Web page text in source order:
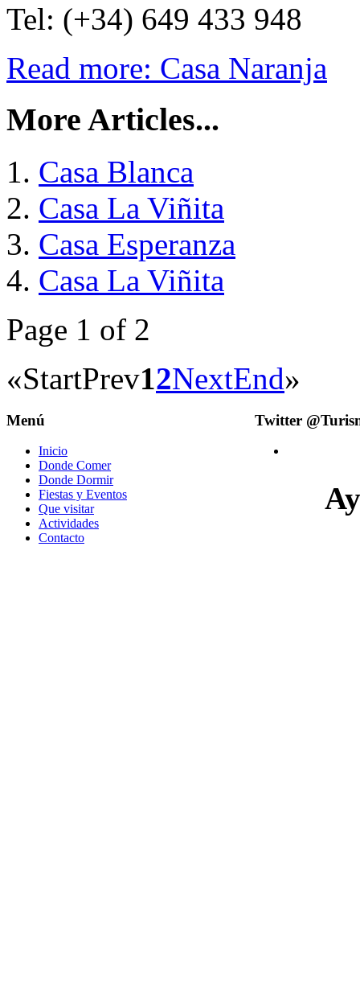
Tel: (+34) 649 433 948
Read more: Casa Naranja
More Articles...
Casa Blanca
Casa La Viñita
Casa Esperanza
Casa La Viñita
Page 1 of 2
«StartPrev12NextEnd»
Menú
Inicio
Donde Comer
Donde Dormir
Fiestas y Eventos
Que visitar
Actividades
Contacto
Twitter